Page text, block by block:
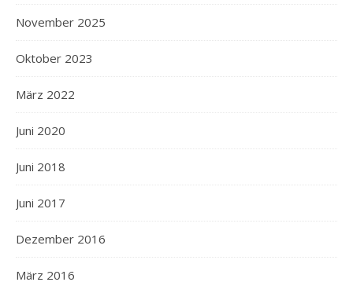
November 2025
Oktober 2023
März 2022
Juni 2020
Juni 2018
Juni 2017
Dezember 2016
März 2016